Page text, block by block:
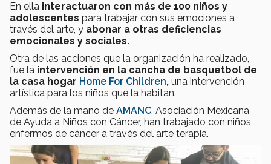
En ella interactuaron con más de 100 niños y
adolescentes para trabajar con sus emociones a
través del arte, y abonar a otras deficiencias
emocionales y sociales.
Otra de las acciones que la organización ha realizado,
fue la intervención en la cancha de basquetbol de
la casa hogar Home For Children, una intervención
artística para los niños que la habitan.
Además de la mano de AMANC, Asociación Mexicana
de Ayuda a Niños con Cáncer, han trabajado con niños
enfermos de cáncer a través del arte terapia.